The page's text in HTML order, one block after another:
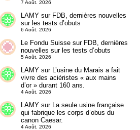
7 Août. 2026
LAMYsur FDB, dernières nouvelles
sur les tests d’obuts
6 Août. 2026
Le Fondu Suissesur FDB, dernières
nouvelles sur les tests d’obuts
5 Août. 2026
LAMYsur L’usine du Marais a fait
vivre des aciéristes « aux mains
d’or » durant 160 ans.
4 Août. 2026
LAMYsur La seule usine française
qui fabrique les corps d’obus du
canon Caesar.
4 Août. 2026